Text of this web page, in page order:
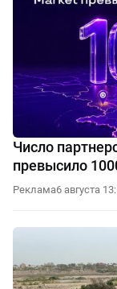
Число
превысило
Реклама6 августа